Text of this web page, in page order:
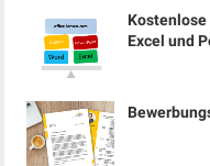
Kostenlose
Excel und